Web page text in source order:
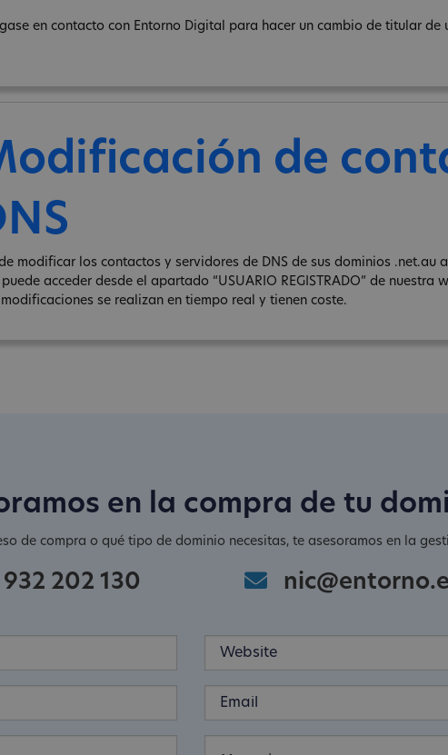
en contacto con Entorno Digital para hacer un cambio de titular de
de
modificar los contactos y servidores de DNS de sus dominios .net.au
acceder desde el apartado “USUARIO REGISTRADO” de nuestra
se realizan en tiempo real y tienen coste.
en la compra de tu
de compra o qué tipo de dominio necesitas, te asesoramos en la
202 130